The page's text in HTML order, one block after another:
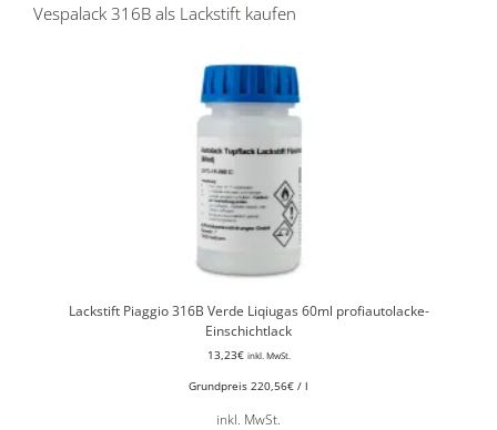
Vespalack 316B als Lackstift kaufen
Lackstift Piaggio 316B Verde Liqiugas 60ml profiautolacke-
Einschichtlack
13,23€ inkl. MwSt.
Grundpreis 220,56€ / l
inkl. MwSt.